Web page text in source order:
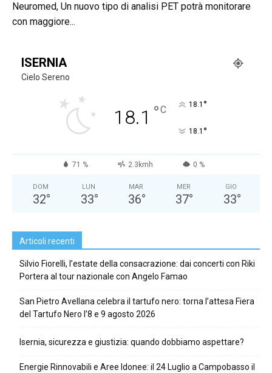
Neuromed, Un nuovo tipo di analisi PET potrà monitorare
con maggiore...
ISERNIA
Cielo Sereno
18.1 °C 18.1 °
18.1 °
71 % 2.3kmh 0 %
DOM
32°
LUN
33°
MAR
36°
MER
37°
GIO
33°
Articoli recenti
Silvio Fiorelli, l’estate della consacrazione: dai concerti con Riki
Portera al tour nazionale con Angelo Famao
San Pietro Avellana celebra il tartufo nero: torna l’attesa Fiera
del Tartufo Nero l’8 e 9 agosto 2026
Isernia, sicurezza e giustizia: quando dobbiamo aspettare?
Energie Rinnovabili e Aree Idonee: il 24 Luglio a Campobasso il